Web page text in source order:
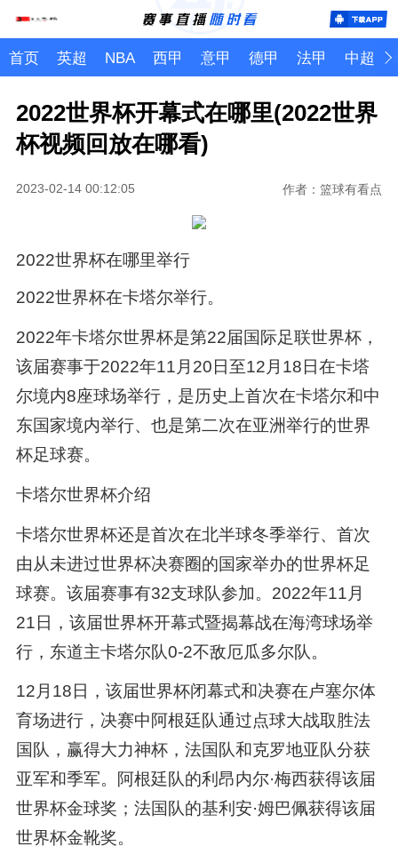
首页 英超 NBA 西甲 意甲 德甲 法甲 中超
2022世界杯开幕式在哪里(2022世界
杯视频回放在哪看)
2023-02-14 00:12:05 作者：篮球有看点
2022世界杯在哪里举行
2022世界杯在卡塔尔举行。
2022年卡塔尔世界杯是第22届国际足联世界杯，
该届赛事于2022年11月20日至12月18日在卡塔
尔境内8座球场举行，是历史上首次在卡塔尔和中
东国家境内举行、也是第二次在亚洲举行的世界
杯足球赛。
卡塔尔世界杯介绍
卡塔尔世界杯还是首次在北半球冬季举行、首次
由从未进过世界杯决赛圈的国家举办的世界杯足
球赛。该届赛事有32支球队参加。2022年11月
21日，该届世界杯开幕式暨揭幕战在海湾球场举
行，东道主卡塔尔队0-2不敌厄瓜多尔队。
12月18日，该届世界杯闭幕式和决赛在卢塞尔体
育场进行，决赛中阿根廷队通过点球大战取胜法
国队，赢得大力神杯，法国队和克罗地亚队分获
亚军和季军。阿根廷队的利昂内尔·梅西获得该届
世界杯金球奖；法国队的基利安·姆巴佩获得该届
世界杯金靴奖。